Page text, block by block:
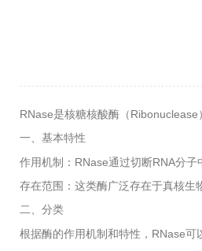
RNase是核糖核酸酶（ Ribonuclease
一、基本特性
作用机制： RNase通过切断RNA分子
存在范围：这类酶广泛存在于真核生
二、分类
根据酶的作用机制和特性， RNase可